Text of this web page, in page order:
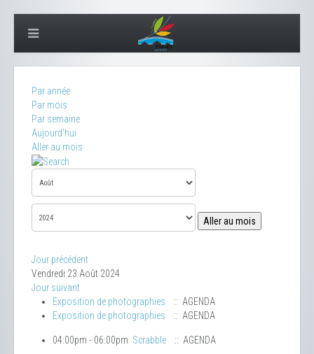
Par année
Par mois
Par semaine
Aujourd'hui
Aller au mois
Aller au mois
Jour précédent
Vendredi 23 Août 2024
Jour suivant
Exposition de photographies
:: AGENDA
Exposition de photographies
:: AGENDA
04:00pm - 06:00pm Scrabble :: AGENDA